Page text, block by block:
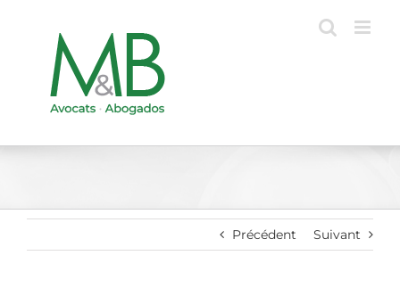
Précédent Suivant